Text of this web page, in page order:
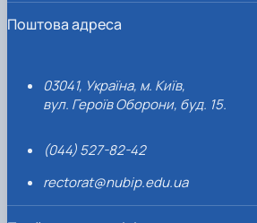
Поштова адреса
03041, Україна, м. Київ,
вул. Героїв Оборони, буд. 15.
(044) 527-82-42
rectorat@nubip.edu.ua